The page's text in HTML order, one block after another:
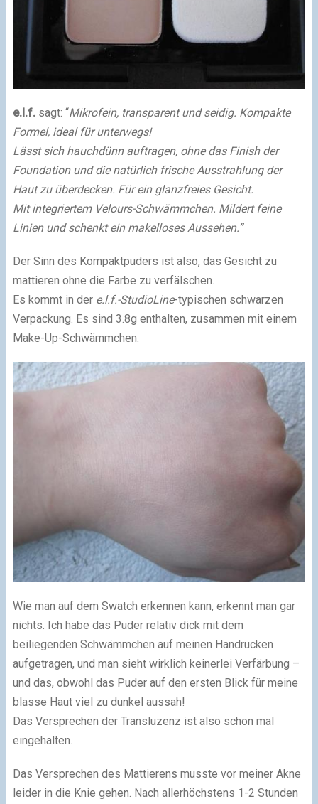
e.l.f. sagt: “Mikrofein, transparent und seidig. Kompakte
Formel, ideal für unterwegs!
Lässt sich hauchdünn auftragen, ohne das Finish der
Foundation und die natürlich frische Ausstrahlung der
Haut zu überdecken. Für ein glanzfreies Gesicht.
Mit integriertem Velours-Schwämmchen. Mildert feine
Linien und schenkt ein makelloses Aussehen.”
Der Sinn des Kompaktpuders ist also, das Gesicht zu
mattieren ohne die Farbe zu verfälschen.
Es kommt in der e.l.f.-StudioLine-typischen schwarzen
Verpackung. Es sind 3.8g enthalten, zusammen mit einem
Make-Up-Schwämmchen.
Wie man auf dem Swatch erkennen kann, erkennt man gar
nichts. Ich habe das Puder relativ dick mit dem
beiliegenden Schwämmchen auf meinen Handrücken
aufgetragen, und man sieht wirklich keinerlei Verfärbung –
und das, obwohl das Puder auf den ersten Blick für meine
blasse Haut viel zu dunkel aussah!
Das Versprechen der Transluzenz ist also schon mal
eingehalten.
Das Versprechen des Mattierens musste vor meiner Akne
leider in die Knie gehen. Nach allerhöchstens 1-2 Stunden